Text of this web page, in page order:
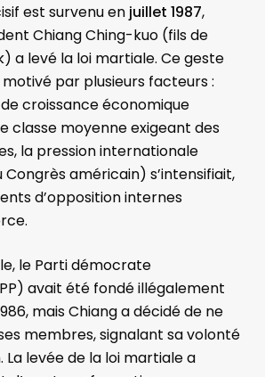
est survenu enjuillet 1987,
Chiang Ching-kuo (fils de
a levé la loi martiale. Ce geste
par plusieurs facteurs :
croissance économique
classe moyenne exigeant des
la pression internationale
américain) s’intensifiait,
d’opposition internes
le Parti démocrate
avait été fondé illégalement
mais Chiang a décidé de ne
membres, signalant sa volonté
La levée de la loi martiale a